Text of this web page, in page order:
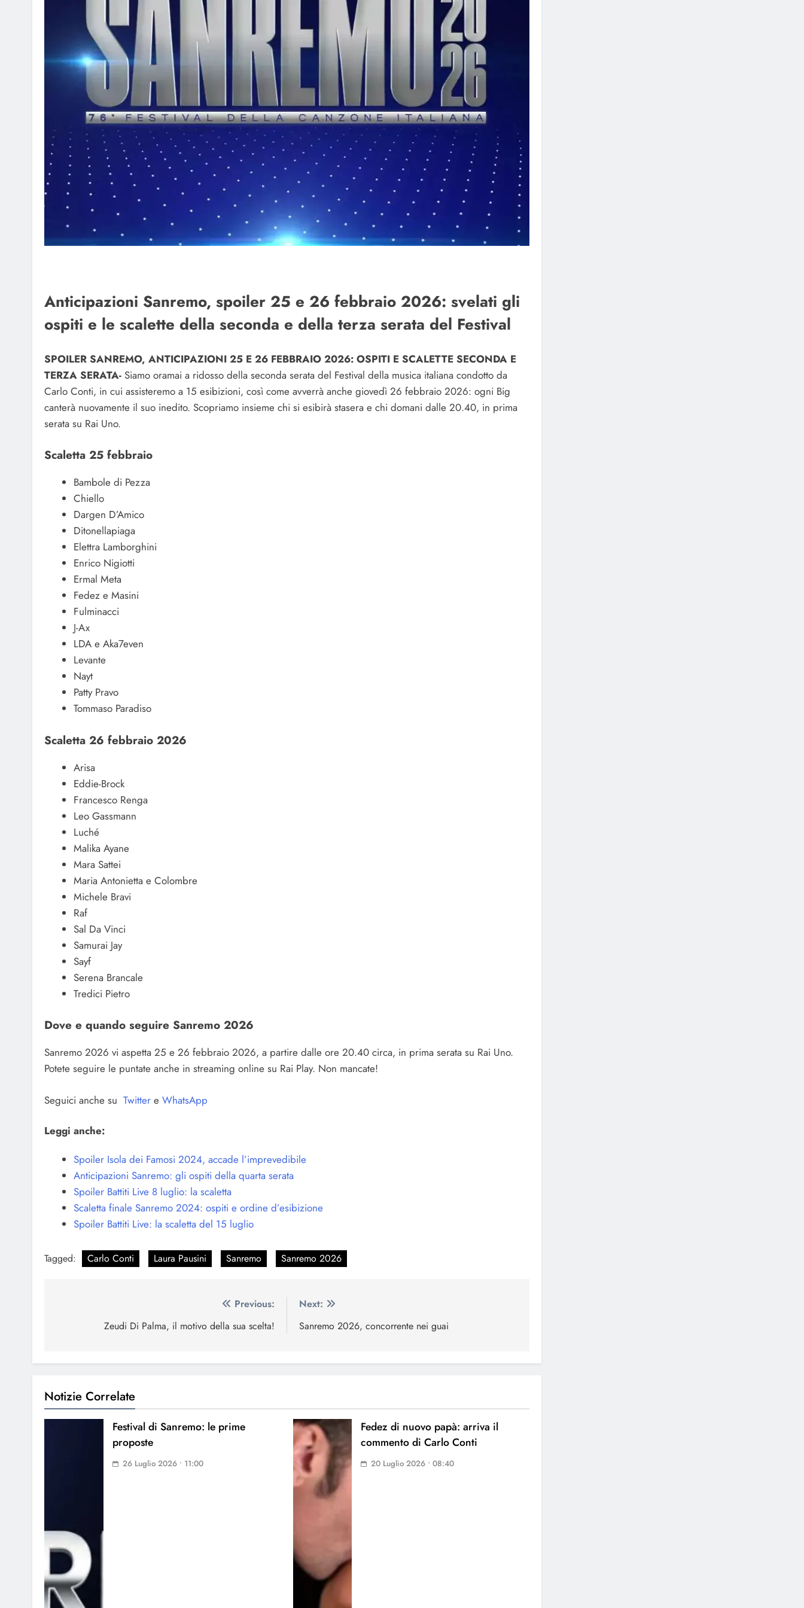
Anticipazioni Sanremo, spoiler 25 e 26 febbraio 2026: svelati gli
ospiti e le scalette della seconda e della terza serata del Festival
SPOILER SANREMO, ANTICIPAZIONI 25 E 26 FEBBRAIO 2026: OSPITI E SCALETTE SECONDA E
TERZA SERATA- Siamo oramai a ridosso della seconda serata del Festival della musica italiana condotto da
Carlo Conti, in cui assisteremo a 15 esibizioni, così come avverrà anche giovedì 26 febbraio 2026: ogni Big
canterà nuovamente il suo inedito. Scopriamo insieme chi si esibirà stasera e chi domani dalle 20.40, in prima
serata su Rai Uno.
Scaletta 25 febbraio
Bambole di Pezza
Chiello
Dargen D’Amico
Ditonellapiaga
Elettra Lamborghini
Enrico Nigiotti
Ermal Meta
Fedez e Masini
Fulminacci
J-Ax
LDA e Aka7even
Levante
Nayt
Patty Pravo
Tommaso Paradiso
Scaletta 26 febbraio 2026
Arisa
Eddie-Brock
Francesco Renga
Leo Gassmann
Luché
Malika Ayane
Mara Sattei
Maria Antonietta e Colombre
Michele Bravi
Raf
Sal Da Vinci
Samurai Jay
Sayf
Serena Brancale
Tredici Pietro
Dove e quando seguire Sanremo 2026
Sanremo 2026 vi aspetta 25 e 26 febbraio 2026, a partire dalle ore 20.40 circa, in prima serata su Rai Uno.
Potete seguire le puntate anche in streaming online su Rai Play. Non mancate!
Seguici anche su Twitter e WhatsApp
Leggi anche:
Spoiler Isola dei Famosi 2024, accade l’imprevedibile
Anticipazioni Sanremo: gli ospiti della quarta serata
Spoiler Battiti Live 8 luglio: la scaletta
Scaletta finale Sanremo 2024: ospiti e ordine d’esibizione
Spoiler Battiti Live: la scaletta del 15 luglio
Tagged: Carlo Conti Laura Pausini Sanremo Sanremo 2026
Previous:
Zeudi Di Palma, il motivo della sua scelta!
Next:
Sanremo 2026, concorrente nei guai
Notizie Correlate
Festival di Sanremo: le prime
proposte
26 Luglio 2026 • 11:00
Fedez di nuovo papà: arriva il
commento di Carlo Conti
20 Luglio 2026 • 08:40